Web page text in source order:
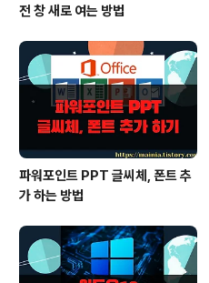
전 창 새로 여는 방법
파워포인트 PPT 글씨체, 폰트 추
가 하는 방법